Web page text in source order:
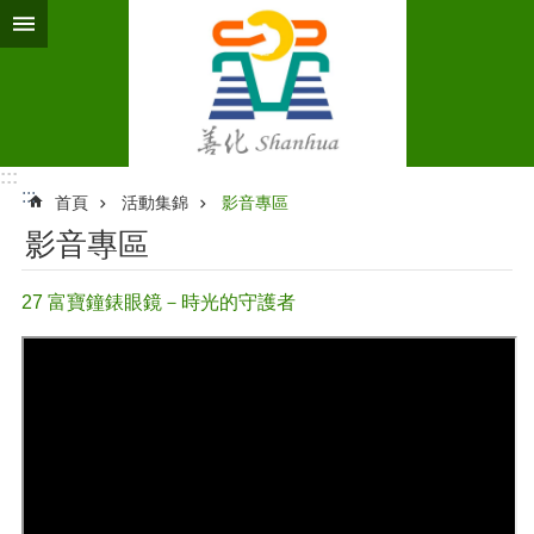
跳到主要內容區塊
:::
:::
首頁 活動集錦 影音專區
影音專區
27 富寶鐘錶眼鏡－時光的守護者